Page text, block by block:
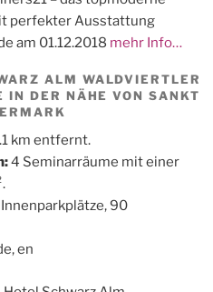
perfekter Ausstattung
am 01.12.2018 mehr Info…
ALM WALDVIERTLER
IN DER NÄHE VON SANKT
km entfernt.
4 Seminarräume mit einer
90
en